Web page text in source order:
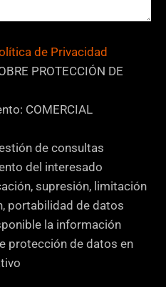
de Privacidad
PROTECCIÓN DE
COMERCIAL
de consultas
del interesado
supresión, limitación
portabilidad de datos
la información
protección de datos en